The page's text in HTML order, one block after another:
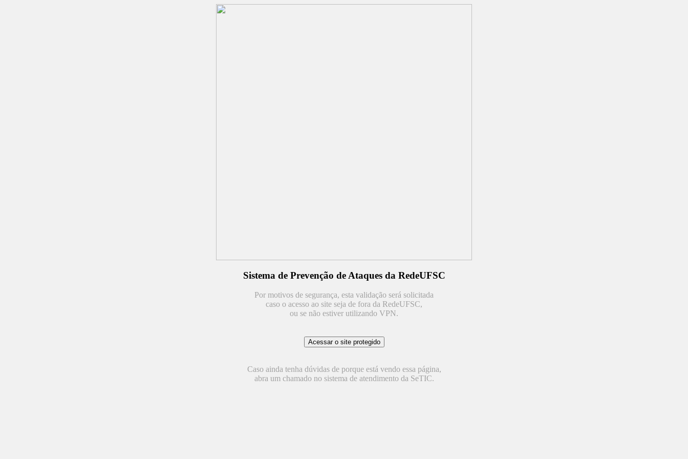
Sistema de Prevenção de Ataques da RedeUFSC
Por motivos de segurança, esta validação será solicitada
caso o acesso ao site seja de fora da RedeUFSC,
ou se não estiver utilizando VPN.
Caso ainda tenha dúvidas de porque está vendo essa página,
abra um chamado no sistema de atendimento da SeTIC.